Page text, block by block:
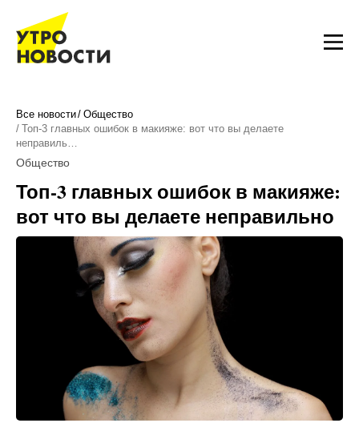
Все новости Общество
Топ-3 главных ошибок в макияже: вот что вы делаете
неправиль…
Общество
Топ-3 главных ошибок в макияже:
вот что вы делаете неправильно